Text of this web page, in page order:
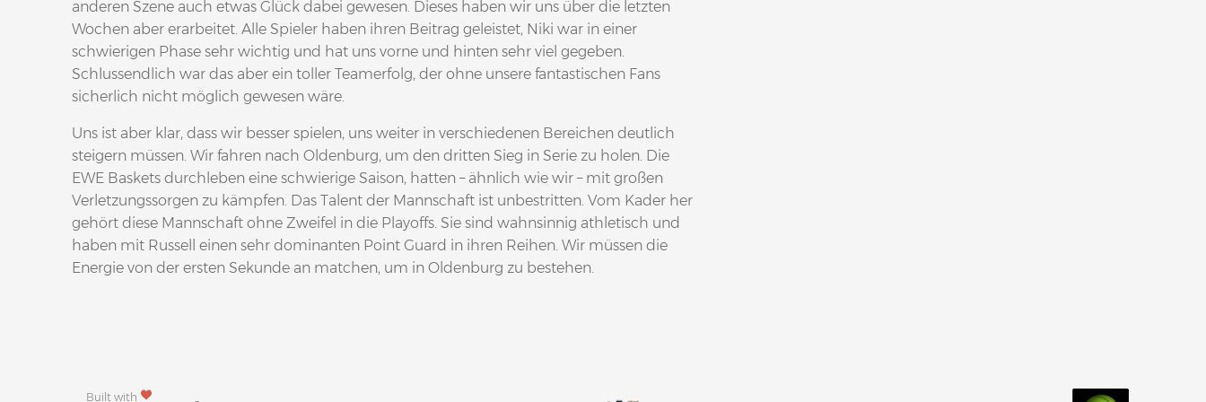
anderen Szene auch etwas Glück dabei gewesen. Dieses haben wir uns über die letzten
Wochen aber erarbeitet. Alle Spieler haben ihren Beitrag geleistet, Niki war in einer
schwierigen Phase sehr wichtig und hat uns vorne und hinten sehr viel gegeben.
Schlussendlich war das aber ein toller Teamerfolg, der ohne unsere fantastischen Fans
sicherlich nicht möglich gewesen wäre.
Uns ist aber klar, dass wir besser spielen, uns weiter in verschiedenen Bereichen deutlich
steigern müssen. Wir fahren nach Oldenburg, um den dritten Sieg in Serie zu holen. Die
EWE Baskets durchleben eine schwierige Saison, hatten – ähnlich wie wir – mit großen
Verletzungssorgen zu kämpfen. Das Talent der Mannschaft ist unbestritten. Vom Kader her
gehört diese Mannschaft ohne Zweifel in die Playoffs. Sie sind wahnsinnig athletisch und
haben mit Russell einen sehr dominanten Point Guard in ihren Reihen. Wir müssen die
Energie von der ersten Sekunde an matchen, um in Oldenburg zu bestehen.
Built with